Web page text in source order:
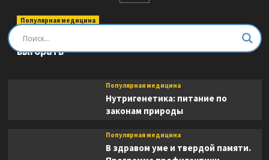
программа
Популярная медицина
Быть врачом. Как помогать, развиваться и не
выгорать
Популярная медицина
Нутригенетика: питание по
законам природы
Популярная медицина
В здравом уме и твердой памяти.